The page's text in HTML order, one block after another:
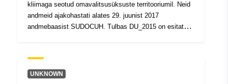
kliimaga seotud omavalitsusüksuste territooriumil. Neid
andmeid ajakohastati alates 29. juunist 2017
andmebaasist SUDOCUH. Tulbas DU_2015 on esitatud
Burgundia kliimimatid.
UNKNOWN